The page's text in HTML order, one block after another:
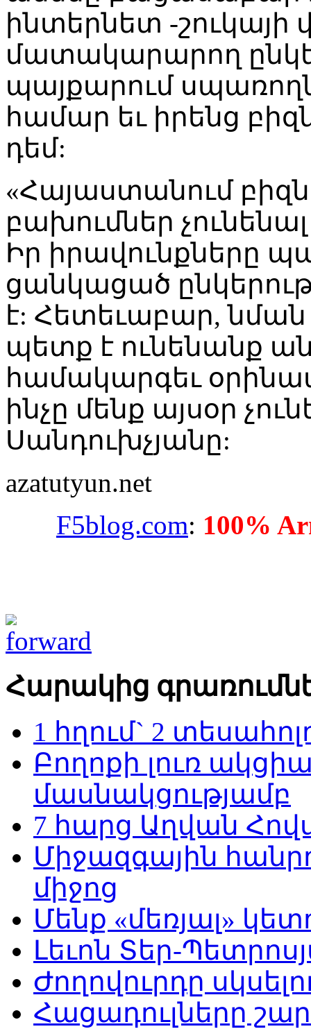
ինտերնետ -
մատակարարող
պայքարում
համար եւ իրենց
դեմ:
«Հայաստանում
բախումներ
Իր իրավունքները
ցանկացած
է: Հետեւաբար, նման
պետք է ունենանք
համակարգեւ
ինչը մենք այսօր
Սանդուխչյանը:
azatutyun.net
F5blog.com: 100%
Հարակից
1 հղում` 2
Բողոքի լուռ
մասնակցությամբ
7 հարց Աղվան
Միջազգային
միջոց
Մենք «մեռյալ»
Լեւոն Տեր-
Ժողովուրդը
Հացադուլները